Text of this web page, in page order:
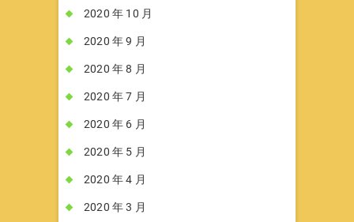
2020 年 10 月
2020 年 9 月
2020 年 8 月
2020 年 7 月
2020 年 6 月
2020 年 5 月
2020 年 4 月
2020 年 3 月